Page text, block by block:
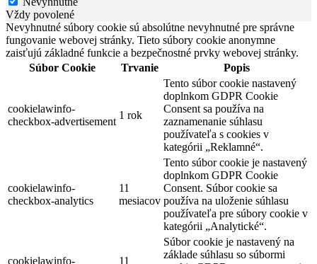
Vždy povolené
Nevyhnutné súbory cookie sú absolútne nevyhnutné pre správne
fungovanie webovej stránky. Tieto súbory cookie anonymne
zaisťujú základné funkcie a bezpečnostné prvky webovej stránky.
Súbor Cookie
Trvanie Popis
cookielawinfo-
checkbox-advertisement
1 rok
Tento súbor cookie nastavený
doplnkom GDPR Cookie
Consent sa používa na
zaznamenanie súhlasu
používateľa s cookies v
kategórii „Reklamné“.
cookielawinfo-
checkbox-analytics
11
mesiacov
Tento súbor cookie je nastavený
doplnkom GDPR Cookie
Consent. Súbor cookie sa
používa na uloženie súhlasu
používateľa pre súbory cookie v
kategórii „Analytické“.
cookielawinfo- 11
Súbor cookie je nastavený na
základe súhlasu so súbormi